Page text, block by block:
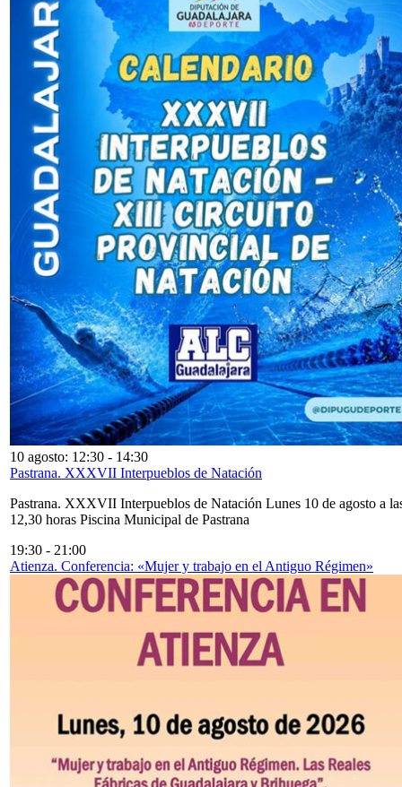
10 agosto: 12:30 - 14:30
Pastrana. XXXVII Interpueblos de Natación
Pastrana. XXXVII Interpueblos de Natación Lunes 10 de agosto a
12,30 horas Piscina Municipal de Pastrana
19:30 - 21:00
Atienza. Conferencia: «Mujer y trabajo en el Antiguo Régimen»